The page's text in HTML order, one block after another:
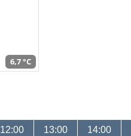
6,7 °C
12:00 13:00 14:00